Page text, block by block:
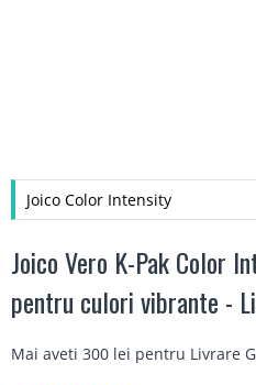
Joico Color Intensity
Joico Vero K-Pak Color
pentru culori vibrante -
Mai aveti 300 lei pentru Livrare